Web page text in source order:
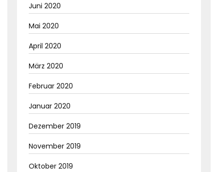
Juni 2020
Mai 2020
April 2020
März 2020
Februar 2020
Januar 2020
Dezember 2019
November 2019
Oktober 2019